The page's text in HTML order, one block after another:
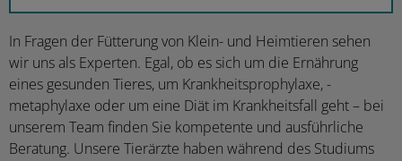
In Fragen der Fütterung von Klein- und Heimtieren sehen
wir uns als Experten. Egal, ob es sich um die Ernährung
eines gesunden Tieres, um Krankheitsprophylaxe, -
metaphylaxe oder um eine Diät im Krankheitsfall geht – bei
unserem Team finden Sie kompetente und ausführliche
Beratung. Unsere Tierärzte haben während des Studiums